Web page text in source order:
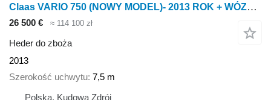
Claas VARIO 750 (NOWY MODEL)- 2013 ROK + WÓZEK + KOSY BOCZNE
26 500 € ≈ 114 100 zł
Heder do zboża
2013
Szerokość uchwytu 7,5 m
Polska, Kudowa Zdrój